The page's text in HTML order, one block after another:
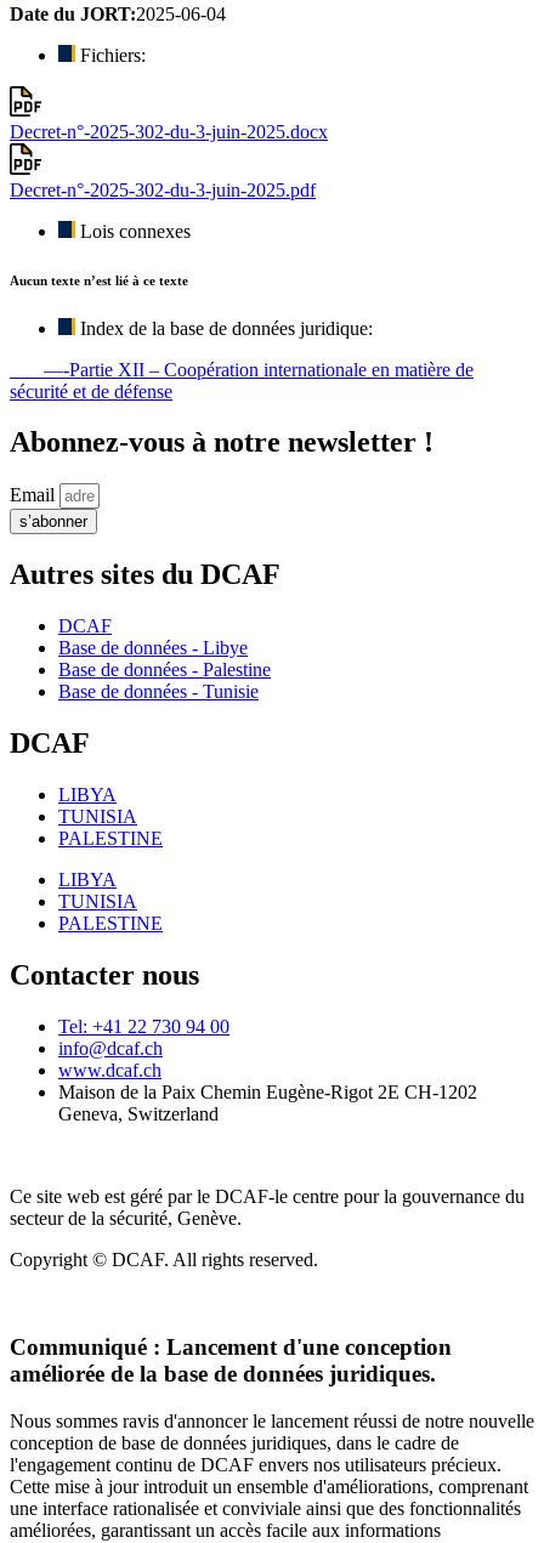
Date du JORT:2025-06-04
Fichiers:
Decret-n°-2025-302-du-3-juin-2025.docx
Decret-n°-2025-302-du-3-juin-2025.pdf
Lois connexes
Aucun texte n’est lié à ce texte
Index de la base de données juridique:
—-Partie XII – Coopération internationale en matière de
sécurité et de défense
Abonnez-vous à notre newsletter !
Email
s’abonner
Autres sites du DCAF
DCAF
Base de données - Libye
Base de données - Palestine
Base de données - Tunisie
DCAF
LIBYA
TUNISIA
PALESTINE
LIBYA
TUNISIA
PALESTINE
Contacter nous
Tel: +41 22 730 94 00
info@dcaf.ch
www.dcaf.ch
Maison de la Paix Chemin Eugène-Rigot 2E CH-1202
Geneva, Switzerland
Ce site web est géré par le DCAF-le centre pour la gouvernance du
secteur de la sécurité, Genève.
Copyright © DCAF. All rights reserved.
Communiqué : Lancement d'une conception
améliorée de la base de données juridiques.
Nous sommes ravis d'annoncer le lancement réussi de notre nouvelle
conception de base de données juridiques, dans le cadre de
l'engagement continu de DCAF envers nos utilisateurs précieux.
Cette mise à jour introduit un ensemble d'améliorations, comprenant
une interface rationalisée et conviviale ainsi que des fonctionnalités
améliorées, garantissant un accès facile aux informations